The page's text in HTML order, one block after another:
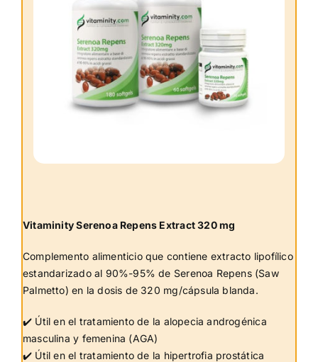
Vitaminity Serenoa Repens Extract 320 mg
Complemento alimenticio que contiene extracto lipofílico
estandarizado al 90%-95% de Serenoa Repens (Saw
Palmetto) en la dosis de 320 mg/cápsula blanda.
✔️ Útil en el tratamiento de la alopecia androgénica
masculina y femenina (AGA)
✔️ Útil en el tratamiento de la hipertrofia prostática